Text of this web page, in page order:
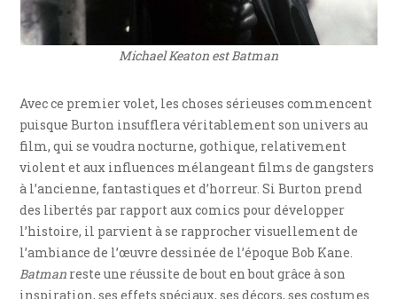
Michael Keaton est Batman
Avec ce premier volet, les choses sérieuses commencent
puisque Burton insufflera véritablement son univers au
film, qui se voudra nocturne, gothique, relativement
violent et aux influences mélangeant films de gangsters
à l’ancienne, fantastiques et d’horreur. Si Burton prend
des libertés par rapport aux comics pour développer
l’histoire, il parvient à se rapprocher visuellement de
l’ambiance de l’œuvre dessinée de l’époque Bob Kane.
Batman reste une réussite de bout en bout grâce à son
inspiration, ses effets spéciaux, ses décors, ses costumes